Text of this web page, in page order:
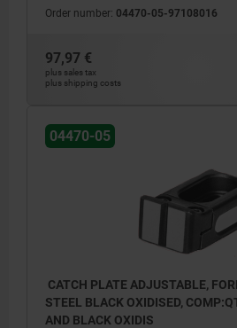
Order number: 04470-05-97108016
97,97 €
plus sales tax
plus shipping costs
04470-05
CATCH PLATE ADJUSTABLE,
STEEL BLACK OXIDISED,
AND BLACK OXIDIS